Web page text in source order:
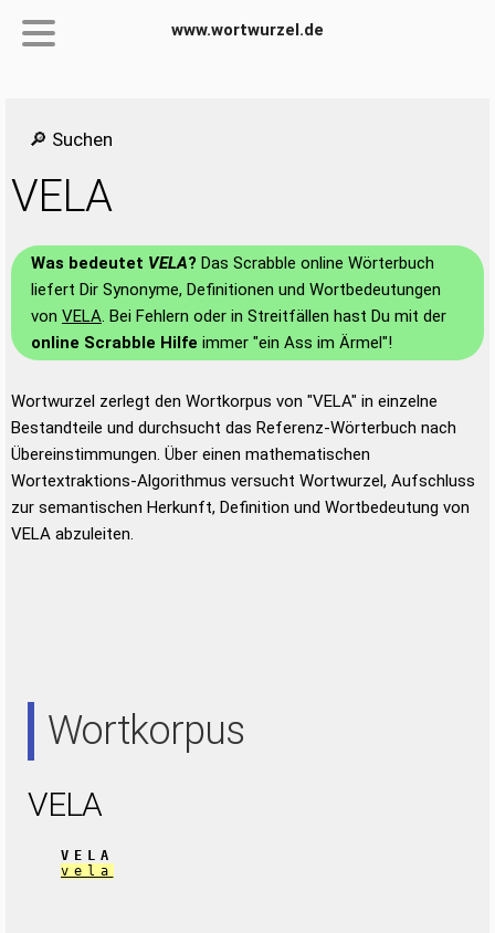
www.wortwurzel.de
🔎 Suchen
VELA
Was bedeutet VELA? Das Scrabble online Wörterbuch
liefert Dir Synonyme, Definitionen und Wortbedeutungen
von VELA. Bei Fehlern oder in Streitfällen hast Du mit der
online Scrabble Hilfe immer "ein Ass im Ärmel"!
Wortwurzel zerlegt den Wortkorpus von "VELA" in einzelne
Bestandteile und durchsucht das Referenz-Wörterbuch nach
Übereinstimmungen. Über einen mathematischen
Wortextraktions-Algorithmus versucht Wortwurzel, Aufschluss
zur semantischen Herkunft, Definition und Wortbedeutung von
VELA abzuleiten.
Wortkorpus
VELA
VELA
vela